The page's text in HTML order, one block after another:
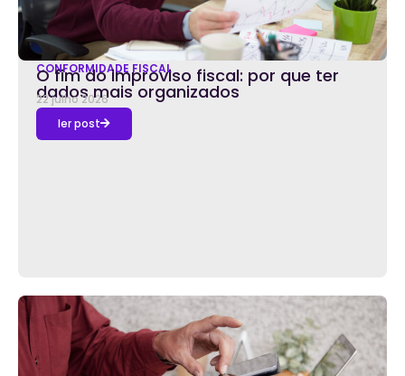
CONFORMIDADE FISCAL
O fim do improviso fiscal: por que ter
dados mais organizados
22 julho 2026
ler post